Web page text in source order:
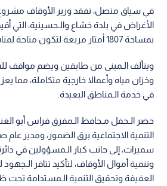
في سياق متصل، تفقد وزير الأوقاف مشروع
الأغراض في بلدة خشاع والـحسينية، التي
بمساحة 1807 أمتار مربعة لتكون متاحة لمناسبات أبناء الـمـنطقة.
ويتألف الـمبنى من طابقين ويضم مواقف
وخزان مياه وأعمالا خارجية متكاملة، مما
في خدمة الـمناطق البعيدة.
حضر الـحفل مـحافظ الـمفرق فراس أبو
التنمية الاجتماعية برق الضمور، ومدير عام
سميرات، إلى جانب كبار الـمسؤولين في
وتنمية أموال الأوقاف، لتأكيد تتافر
العفيفة وتحقيق التنمية الـمستدامة تحت